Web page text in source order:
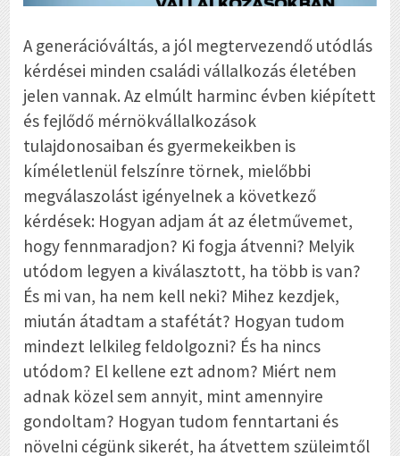
A generációváltás, a jól megtervezendő utódlás
kérdései minden családi vállalkozás életében
jelen vannak. Az elmúlt harminc évben kiépített
és fejlődő mérnökvállalkozások
tulajdonosaiban és gyermekeikben is
kíméletlenül felszínre törnek, mielőbbi
megválaszolást igényelnek a következő
kérdések: Hogyan adjam át az életművemet,
hogy fennmaradjon? Ki fogja átvenni? Melyik
utódom legyen a kiválasztott, ha több is van?
És mi van, ha nem kell neki? Mihez kezdjek,
miután átadtam a stafétát? Hogyan tudom
mindezt lelkileg feldolgozni? És ha nincs
utódom? El kellene ezt adnom? Miért nem
adnak közel sem annyit, mint amennyire
gondoltam? Hogyan tudom fenntartani és
növelni cégünk sikerét, ha átvettem szüleimtől